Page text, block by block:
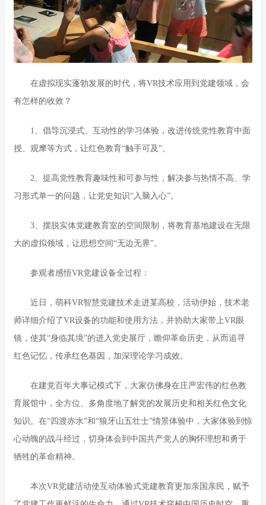
在虚拟现实蓬勃发展的时代，将VR技术应用到党建领域，会
有怎样的收效？
1、倡导沉浸式、互动性的学习体验，改进传统党性教育中面
授、观摩等方式，让红色教育“触手可及”。
2、提高党性教育趣味性和可参与性，解决参与热情不高、学
习形式单一的问题，让党史知识“入脑入心”。
3、摆脱实体党建教育室的空间限制，将教育基地建设在无限
大的虚拟领域，让思想空间“无边无界”。
参观者感悟VR党建设备全过程：
近日，萌科VR智慧党建技术走进某高校，活动伊始，技术老
师详细介绍了VR设备的功能和使用方法，并协助大家带上VR眼
镜，使其“身临其境”的进入党史展厅，瞻仰革命历史，从而追寻
红色记忆，传承红色基因，加深理论学习成效。
在建党百年大事记模式下，大家仿佛身在庄严宏伟的红色教
育展馆中，全方位、多角度地了解党的发展历史和相关红色文化
知识。在“四渡赤水”和“狼牙山五壮士”情景体验中，大家体验到惊
心动魄的战斗经过，切身体会到中国共产党人的胸怀理想和勇于
牺牲的革命精神。
本次VR党建活动使互动体验式党建教育更加亲国亲民，赋予